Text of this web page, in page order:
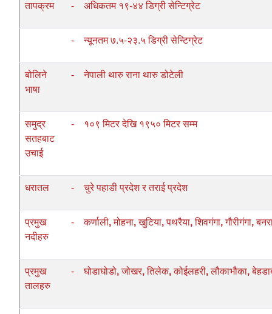
तापक्रम - अधिकतम १९-४४ डिग्री सेन्टिग्रेट
- न्यूनतम ७.५-२३.५ डिग्री सेन्टिग्रेट
बोलिने
भाषा
- नेपाली थारु राना थारु डोटेली
समुद्र
सतहबाट
उचाई
- १०९ मिटर देखि १९५० मिटर सम्म
धरातल - चुरे पहाडी प्रदेश र तराई प्रदेश
प्रमुख
नदीहरु
- कर्णाली,मोहना,खुटिया,पथरैया,शिवगंगा,गौरीगंगा,
प्रमुख
तालहरु
- घोडाघोडो,जोखर,तिलेक,कोईलहरी,लौकाभौका,